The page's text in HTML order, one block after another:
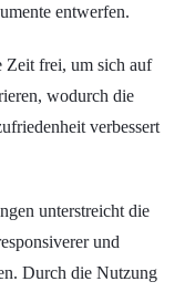
entwerfen.
Zeit frei, um sich auf
wodurch die
verbessert
unterstreicht die
und
Durch die Nutzung